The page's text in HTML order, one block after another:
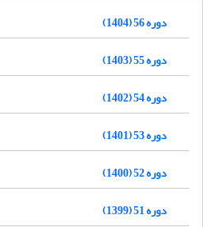
دوره 56 (1404)
دوره 55 (1403)
دوره 54 (1402)
دوره 53 (1401)
دوره 52 (1400)
دوره 51 (1399)